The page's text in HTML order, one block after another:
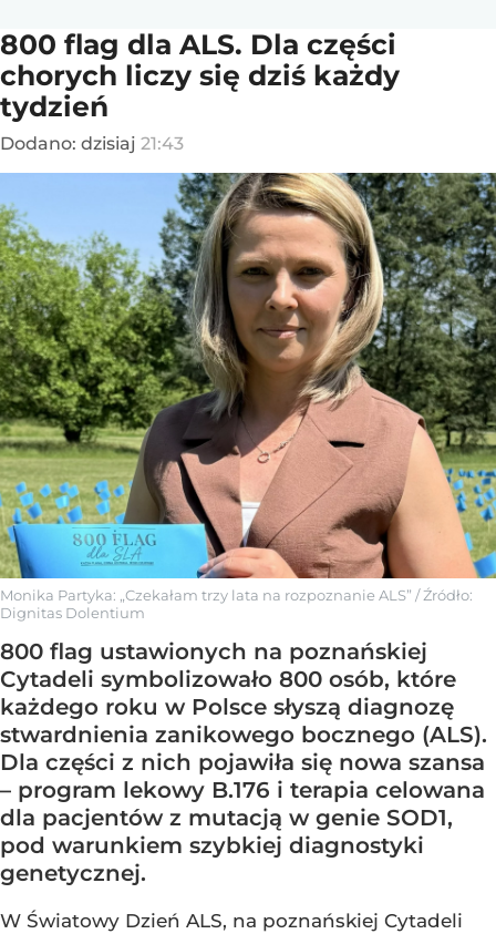
800 flag dla ALS. Dla części
chorych liczy się dziś każdy
tydzień
Dodano: dzisiaj 21:43
Monika Partyka: „Czekałam trzy lata na rozpoznanie ALS” / Źródło:
Dignitas Dolentium
800 flag ustawionych na poznańskiej
Cytadeli symbolizowało 800 osób, które
każdego roku w Polsce słyszą diagnozę
stwardnienia zanikowego bocznego (ALS).
Dla części z nich pojawiła się nowa szansa
– program lekowy B.176 i terapia celowana
dla pacjentów z mutacją w genie SOD1,
pod warunkiem szybkiej diagnostyki
genetycznej.
W Światowy Dzień ALS, na poznańskiej Cytadeli